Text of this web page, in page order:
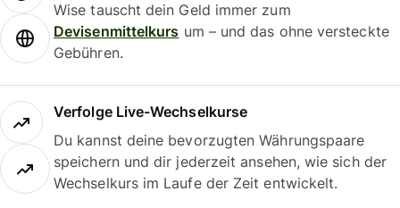
Wise tauscht dein Geld immer zum
Devisenmittelkurs um – und das ohne versteckte
Gebühren.
Verfolge Live-Wechselkurse
Du kannst deine bevorzugten Währungspaare
speichern und dir jederzeit ansehen, wie sich der
Wechselkurs im Laufe der Zeit entwickelt.